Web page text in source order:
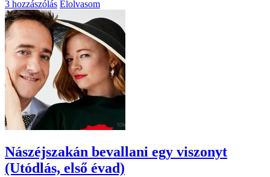
3 hozzászólás Elolvasom
Nászéjszakán bevallani egy viszonyt
(Utódlás, első évad)